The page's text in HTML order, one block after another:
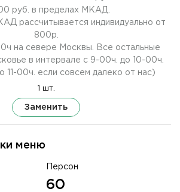
меню
Персон
60
руб. в пределах МКАД.
рассчитывается индивидуально от
800р.
на севере Москвы. Все остальные
в интервале с 9-00ч. до 10-00ч.
11-00ч. если совсем далеко от нас)
1 шт.
Заменить